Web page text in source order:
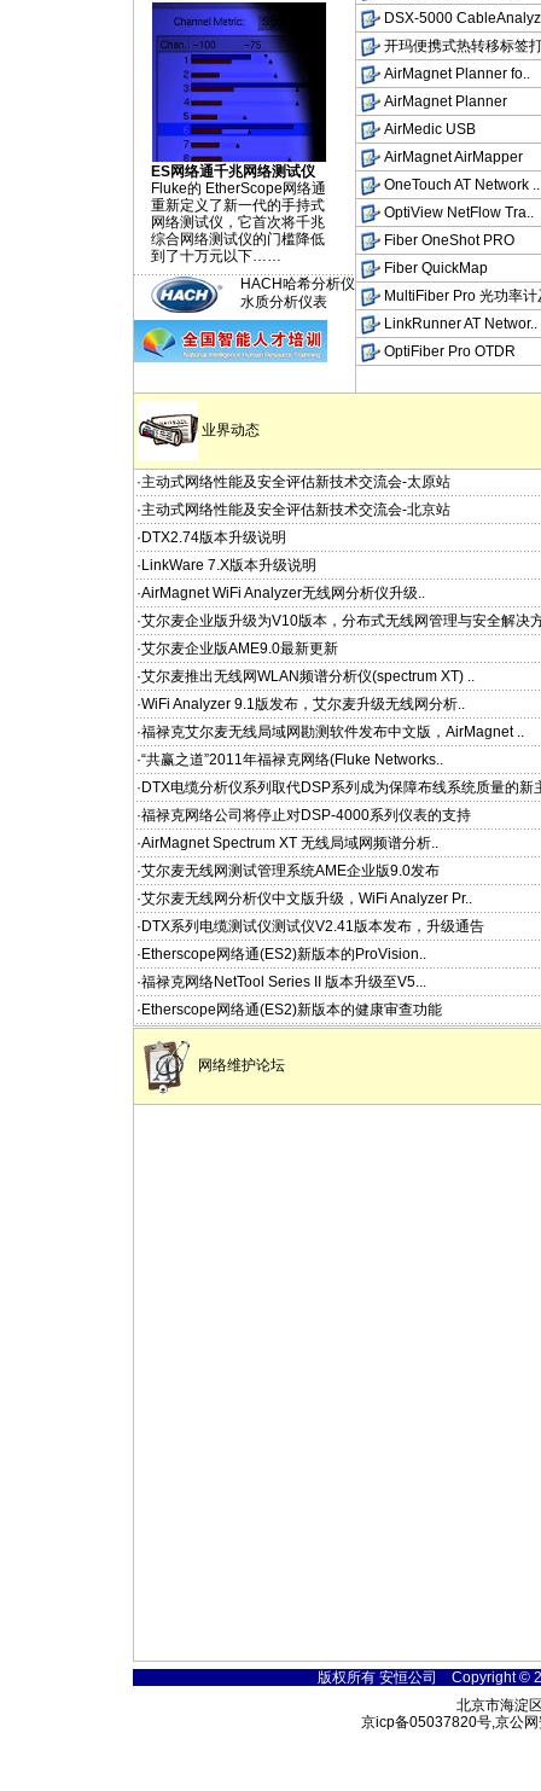
ES网络通千兆网络测试仪
Fluke的 EtherScope网络通
重新定义了新一代的手持式
网络测试仪，它首次将千兆
综合网络测试仪的门槛降低
到了十万元以下……
HACH哈希分析仪
水质分析仪表
DSX-5000
开玛便携式热转移标签
AirMagnet Planner fo..
AirMagnet Planner
AirMedic USB
AirMagnet AirMapper
OneTouch AT Network ..
OptiView NetFlow Tra..
Fiber OneShot PRO
Fiber QuickMap
MultiFiber Pro 光功率计
LinkRunner AT Networ..
OptiFiber Pro OTDR
业界动态
·主动式网络性能及安全评估新技术交流会-太原站
·主动式网络性能及安全评估新技术交流会-北京站
·DTX2.74版本升级说明
·LinkWare 7.X版本升级说明
·AirMagnet WiFi Analyzer无线网分析仪升级..
·艾尔麦企业版升级为V10版本，分布式无线网管理与安全解决
·艾尔麦企业版AME9.0最新更新
·艾尔麦推出无线网WLAN频谱分析仪(spectrum XT) ..
·WiFi Analyzer 9.1版发布，艾尔麦升级无线网分析..
·福禄克艾尔麦无线局域网勘测软件发布中文版，AirMagnet ..
·“共赢之道”2011年福禄克网络(Fluke Networks..
·DTX电缆分析仪系列取代DSP系列成为保障布线系统质量的新
·福禄克网络公司将停止对DSP-4000系列仪表的支持
·AirMagnet Spectrum XT 无线局域网频谱分析..
·艾尔麦无线网测试管理系统AME企业版9.0发布
·艾尔麦无线网分析仪中文版升级，WiFi Analyzer Pr..
·DTX系列电缆测试仪测试仪V2.41版本发布，升级通告
·Etherscope网络通(ES2)新版本的ProVision..
·福禄克网络NetTool Series II 版本升级至V5...
·Etherscope网络通(ES2)新版本的健康审查功能
网络维护论坛
版权所有 安恒公司 Copyright ©
北京市海淀
京icp备05037820号,京公